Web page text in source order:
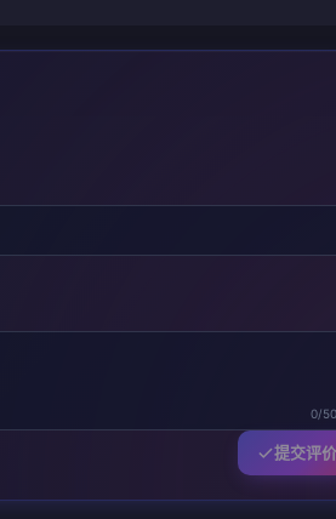
0/
提交评价